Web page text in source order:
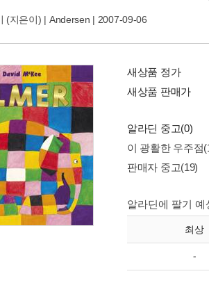
(지은이) | Andersen | 2007-09-06
새상품 정가
새상품 판매가
알라딘 중고(0)
이 광활한 우주점
판매자 중고(19)
알라딘에 팔기 예
최상
-